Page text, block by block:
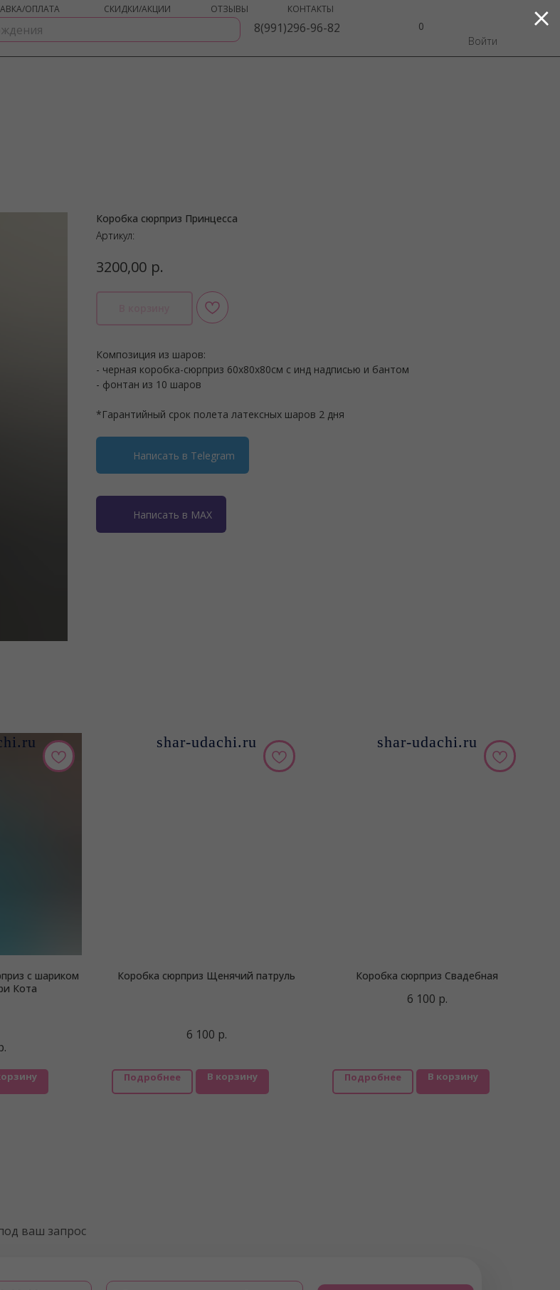
СКИДКИ/АКЦИИ
ОПЛАТА ОТЗЫВЫ КОНТАКТЫ
Войти
0
8(991)296-96-82
shar-udachi.ruКоробка сюрприз Принцесса
Артикул:
3200,00 р.
Композиция из шаров:
- черная коробка-сюрприз 60х80х80см с инд надписью и бантом
- фонтан из 10 шаров
*Гарантийный срок полета латексных шаров 2 дня
Написать в Telegram
Написать в MAX
с шариком
Кота
shar-udachi.ru
Коробка сюрприз Щенячий патруль
6 100 р.
Подробнее В корзину
shar-udachi.ru
Коробка сюрприз Свадебная
6 100 р.
Подробнее В корзину
ваш запрос